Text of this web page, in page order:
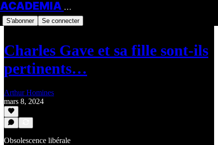
ACADEMIA HOMINES
S'abonner Se connecter
Charles Gave et sa fille sont-ils
pertinents…
Arthur Homines
mars 8, 2024
Obsolescence libérale